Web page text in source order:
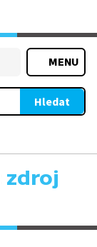
MENU
Hledat
zdroj